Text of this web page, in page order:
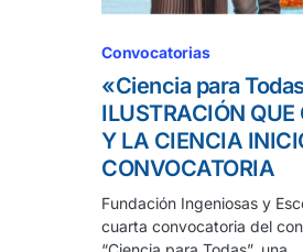
Convocatorias
«Ciencia para
ILUSTRACIÓN
Y LA CIENCIA
CONVOCATORIA
Fundación Ingeniosas y
cuarta convocatoria del